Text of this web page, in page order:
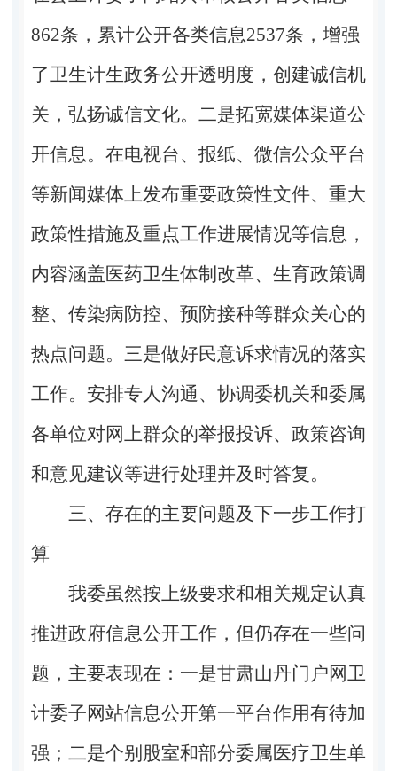
862条，累计公开各类信息2537条，增强
了卫生计生政务公开透明度，创建诚信机
关，弘扬诚信文化。二是拓宽媒体渠道公
开信息。在电视台、报纸、微信公众平台
等新闻媒体上发布重要政策性文件、重大
政策性措施及重点工作进展情况等信息，
内容涵盖医药卫生体制改革、生育政策调
整、传染病防控、预防接种等群众关心的
热点问题。三是做好民意诉求情况的落实
工作。安排专人沟通、协调委机关和委属
各单位对网上群众的举报投诉、政策咨询
和意见建议等进行处理并及时答复。
三、存在的主要问题及下一步工作打
算
我委虽然按上级要求和相关规定认真
推进政府信息公开工作，但仍存在一些问
题，主要表现在：一是甘肃山丹门户网卫
计委子网站信息公开第一平台作用有待加
强；二是个别股室和部分委属医疗卫生单